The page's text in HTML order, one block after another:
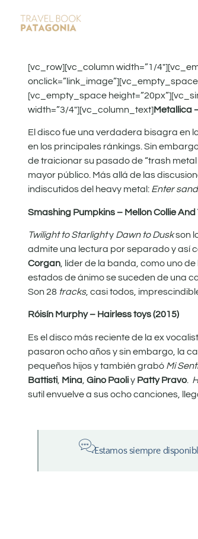
[vc_row][vc_column width=”1/
[vc_empty_space
width=”3/4″][vc_column_text]Metallica
El disco fue una verdadera bisagra en
en los principales ránkings. Sin
de traicionar su pasado de “trash metal
mayor público. Más allá de las
indiscutidos del heavy metal: Enter
Smashing Pumpkins – Mellon Collie
Twilight to Starlighty Dawn to Duskson
admite una lectura por separado y así
Corgan , líder de la banda, como uno
estados de ánimo se suceden de una
Son 28 tracks, casi todos,
Róisín Murphy – Hairless toys (2015)
Es el disco más reciente de la ex
pasaron ocho años y sin embargo, la
pequeños hijos y también grabó Mi Senti
Battisti Mina Gino Paoliy Patty Pravo
sutil envuelve a sus ocho canciones,
Estamos siempre